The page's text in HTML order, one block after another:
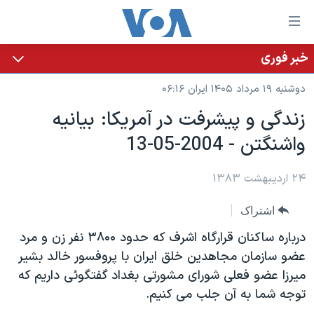
لینکهای
قابل
دسترسی
جهش
محتوای
اصلی
جهش
به
اصلی
جهش
به
جستجو
خانه
نسخه سبک وب‌سایت
موضوع ها
ایران
آمریکا
گزیده‌ها
ویژه برنامه‌ها
برنامه های تلویزیونی
جدول برنامه ها
صفحه‌های ویژه
عملیات خشم حماسی
۲۵۰سالگی آمریکا
بایگانی برنامه‌های تلویزیونی
فرکانس‌های صدای آمریکا
پخش رادیویی
یادگیری زبان انگلیسی
خبر فوری
دوشنبه ۱۹ مرداد ۱۴۰۵ ایران ۰۶:۱۶
زندگی و پيشرفت در آمريکا: بيانيه
واشنگتن - 2004-05-13
۲۴ اردیبهشت ۱۳۸۳
اشتراک
درباره ساکنان قرارگاه اشرف که حدود ۳۸۰۰ نفر زن و مرد
عضو سازمان مجاهدين خلق ايران با پروفسور خالد بشير
ميرزا عضو فعلی شورای مشورتی بغداد گفتگوئی داريم که
توجه شما به آن جلب می کنيم.